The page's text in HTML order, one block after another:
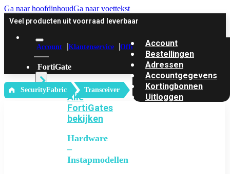
Ga naar hoofdinhoudGa naar voettekst
Veel producten uit voorraad leverbaar
Account Klantenservice Offerte
FortiGate
Alle
FortiGates
bekijken
Hardware
–
Instapmodellen
Account
Bestellingen
Adressen
Accountgegevens
Kortingbonnen
Uitloggen
‎ SecurityFabric Transceiver